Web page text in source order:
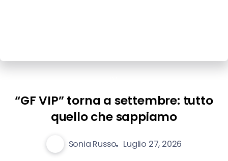
“GF VIP” torna a settembre: tutto
quello che sappiamo
Sonia Russo Luglio 27, 2026